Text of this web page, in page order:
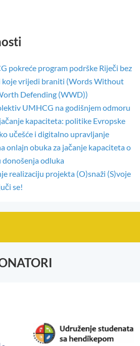
pokreće program podrške Riječi bez
koje vrijedi braniti (Words Without
Defending (WWD))
UMHCG na godišnjem odmoru
kapaciteta: politike Evropske
učešće i digitalno upravljanje
onlajn obuka za jačanje kapaciteta o
donošenja odluka
realizaciju projekta (O)snaži (S)voje
se!